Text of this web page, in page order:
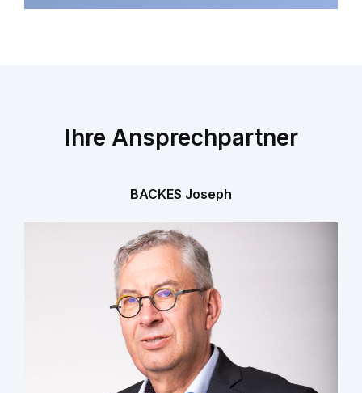
Ihre Ansprechpartner
BACKES Joseph